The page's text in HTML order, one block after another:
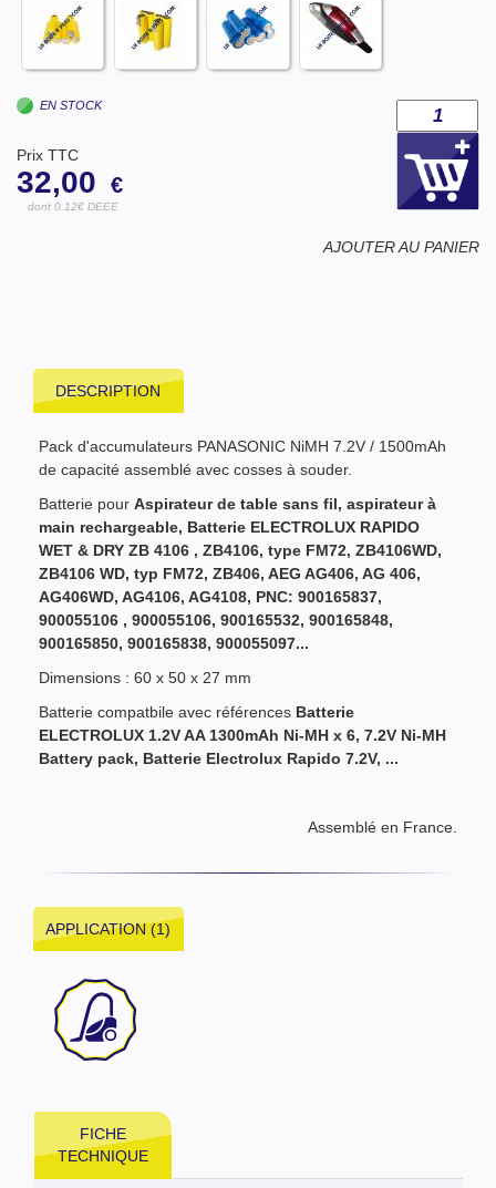
EN STOCK
Prix TTC
32,00 €
dont 0.12€ DEEE
AJOUTER AU PANIER
DESCRIPTION
Pack d'accumulateurs PANASONIC NiMH 7.2V / 1500mAh
de capacité assemblé avec cosses à souder.
Batterie pour Aspirateur de table sans fil, aspirateur à
main rechargeable, Batterie ELECTROLUX RAPIDO
WET & DRY ZB 4106 , ZB4106, type FM72, ZB4106WD,
ZB4106 WD, typ FM72, ZB406, AEG AG406, AG 406,
AG406WD, AG4106, AG4108, PNC: 900165837,
900055106 , 900055106, 900165532, 900165848,
900165850, 900165838, 900055097...
Dimensions : 60 x 50 x 27 mm
Batterie compatbile avec références Batterie
ELECTROLUX 1.2V AA 1300mAh Ni-MH x 6, 7.2V Ni-MH
Battery pack, Batterie Electrolux Rapido 7.2V, ...
Assemblé en France.
APPLICATION (1)
FICHE
TECHNIQUE